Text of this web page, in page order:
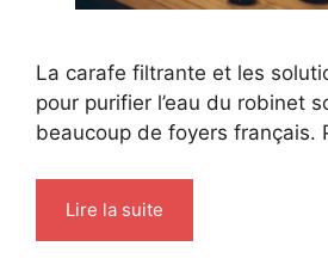
La carafe filtrante et les
pour purifier l’eau du robinet
beaucoup de foyers français.
Lire la suite